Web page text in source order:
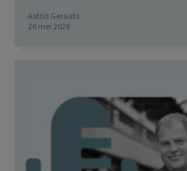
Astrid Geraats
26 mei 2026